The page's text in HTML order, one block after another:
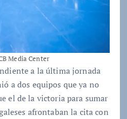
Media Center
a la última jornada
a dos equipos que ya no
el de la victoria para sumar
afrontaban la cita con